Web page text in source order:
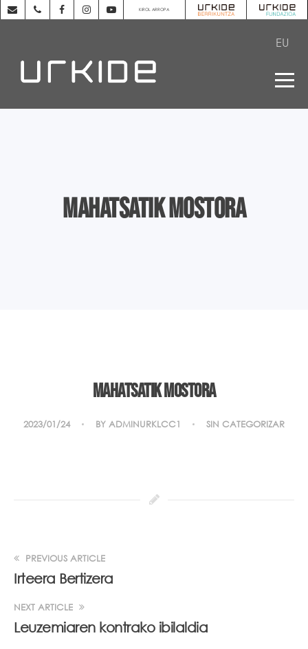
KIROL ARROPA
EU
Mahatsatik mostora
Mahatsatik mostora
2023/01/24 BY ADMINURKLCC1 SIN CATEGORIZAR
PREVIOUS ARTICLE
Irteera Bertizera
NEXT ARTICLE
Leuzemiaren kontrako ibilaldia